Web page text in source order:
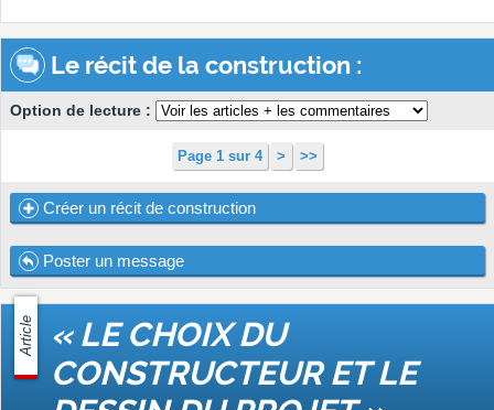
Le récit de la construction :
Option de lecture :
Page 1 sur 4 > >>
Créer un récit de construction
Poster un message
Article « LE CHOIX DU
CONSTRUCTEUR ET LE